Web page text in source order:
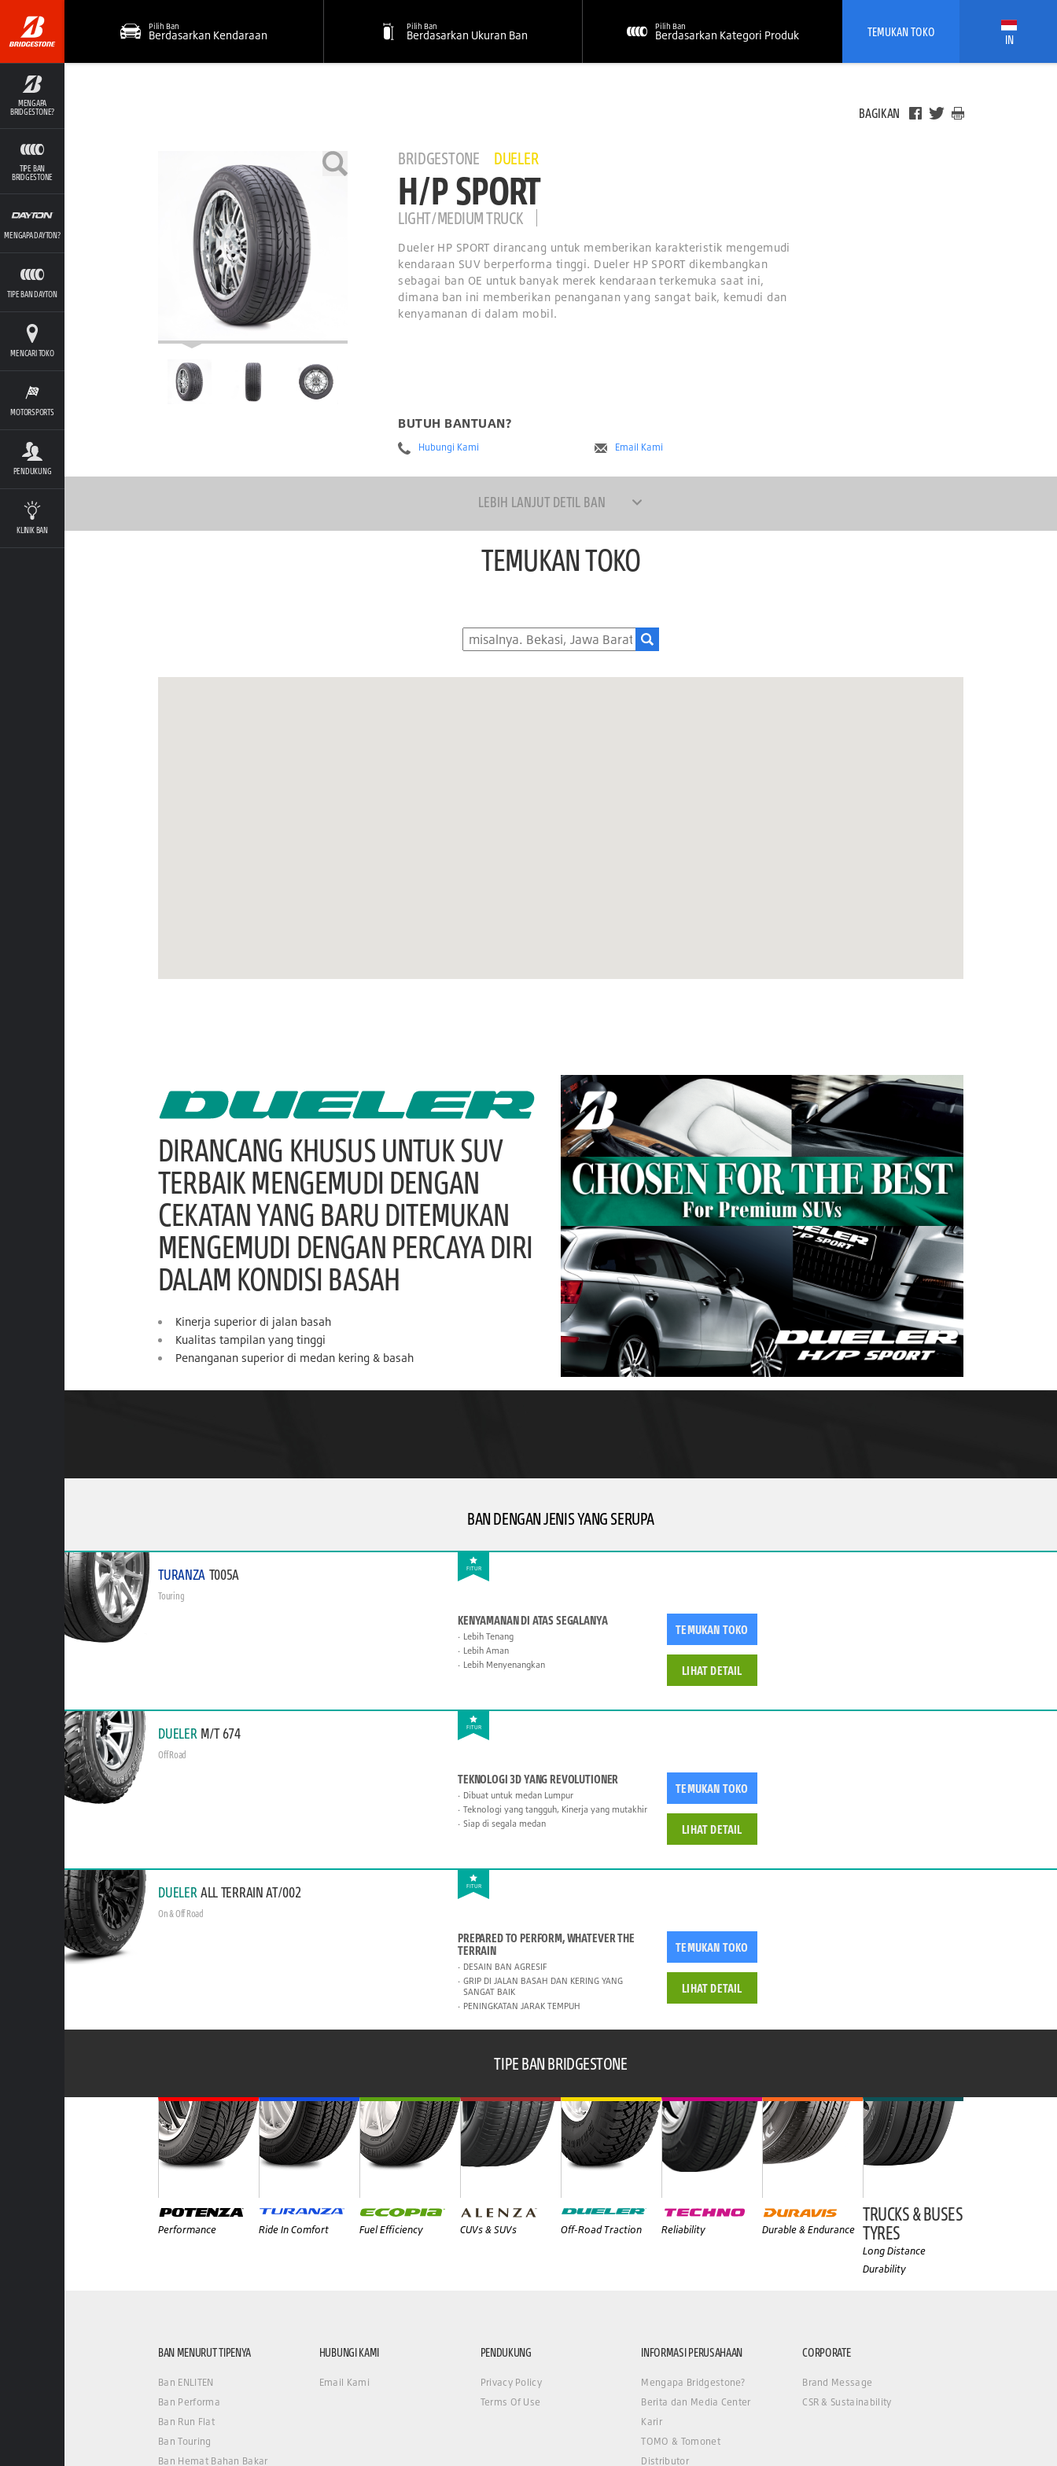
MENGAPA
BRIDGESTONE?
TIPE BAN
BRIDGESTONE
MENGAPA DAYTON?
TIPE BAN DAYTON
MENCARI TOKO
MOTORSPORTS
PENDUKUNG
KLINIK BAN
Pilih Ban
Berdasarkan Kendaraan
Pilih Ban
Berdasarkan Ukuran Ban
Pilih Ban
Berdasarkan Kategori Produk TEMUKAN TOKO IN
BAGIKAN
BRIDGESTONE DUELER
H/P SPORT
LIGHT/MEDIUM TRUCK
Dueler HP SPORT dirancang untuk memberikan karakteristik mengemudi
kendaraan SUV berperforma tinggi. Dueler HP SPORT dikembangkan
sebagai ban OE untuk banyak merek kendaraan terkemuka saat ini,
dimana ban ini memberikan penanganan yang sangat baik, kemudi dan
kenyamanan di dalam mobil.
BUTUH BANTUAN?
Hubungi Kami Email Kami
LEBIH LANJUT DETIL BAN
TEMUKAN TOKO
DIRANCANG KHUSUS UNTUK SUV
TERBAIK MENGEMUDI DENGAN
CEKATAN YANG BARU DITEMUKAN
MENGEMUDI DENGAN PERCAYA DIRI
DALAM KONDISI BASAH
Kinerja superior di jalan basah
Kualitas tampilan yang tinggi
Penanganan superior di medan kering & basah
BAN DENGAN JENIS YANG SERUPA
FITUR
TURANZA T005A
Touring
KENYAMANAN DI ATAS SEGALANYA
Lebih Tenang
Lebih Aman
Lebih Menyenangkan
TEMUKAN TOKO
LIHAT DETAIL
FITUR
DUELER M/T 674
Off Road
TEKNOLOGI 3D YANG REVOLUTIONER
Dibuat untuk medan Lumpur
Teknologi yang tangguh, Kinerja yang mutakhir
Siap di segala medan
TEMUKAN TOKO
LIHAT DETAIL
FITUR
DUELERALL TERRAIN AT/002
On & Off Road
PREPARED TO PERFORM, WHATEVER THE
TERRAIN
DESAIN BAN AGRESIF
GRIP DI JALAN BASAH DAN KERING YANG
SANGAT BAIK
PENINGKATAN JARAK TEMPUH
TEMUKAN TOKO
LIHAT DETAIL
TIPE BAN BRIDGESTONE
Performance Ride In Comfort Fuel Efficiency CUVs & SUVs Off-Road Traction Reliability Durable & Endurance
TRUCKS & BUSES
TYRES
Long Distance
Durability
BAN MENURUT TIPENYA
Ban ENLITEN
Ban Performa
Ban Run Flat
Ban Touring
Ban Hemat Bahan Bakar
HUBUNGI KAMI
Email Kami
PENDUKUNG
Privacy Policy
Terms Of Use
INFORMASI PERUSAHAAN
Mengapa Bridgestone?
Berita dan Media Center
Karir
TOMO & Tomonet
Distributor
CORPORATE
Brand Message
CSR & Sustainability